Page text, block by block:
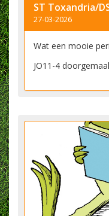
27-03-2026
Wat een mooie
JO11-4